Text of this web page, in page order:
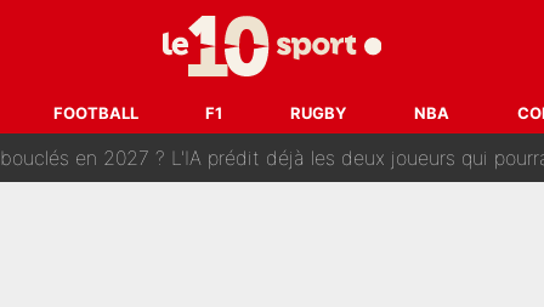
FOOTBALL F1 RUGBY NBA
à l’OM : Le départ qui soulage le vestiaire de
: Bruno Genesio fait une promesse pour la suite du
en 2027 ? L'IA prédit déjà les deux joueurs qui